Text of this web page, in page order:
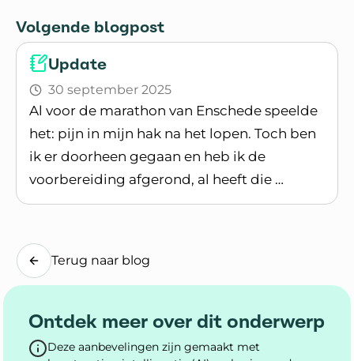
Volgende blogpost
Update
30 september 2025
Al voor de marathon van Enschede speelde
het: pijn in mijn hak na het lopen. Toch ben
ik er doorheen gegaan en heb ik de
voorbereiding afgerond, al heeft die …
Lees blogpost
Terug naar blog
Ontdek meer over dit onderwerp
Deze aanbevelingen zijn gemaakt met